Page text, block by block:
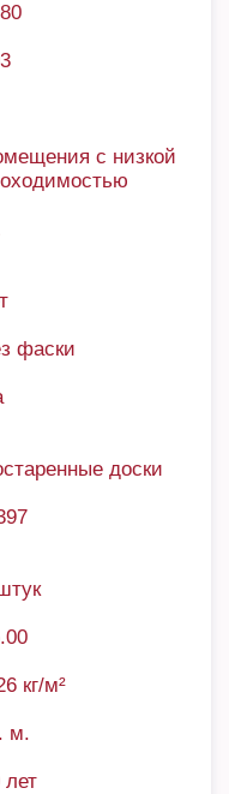
с низкой
фаски
доски
кг/м²
м.
лет